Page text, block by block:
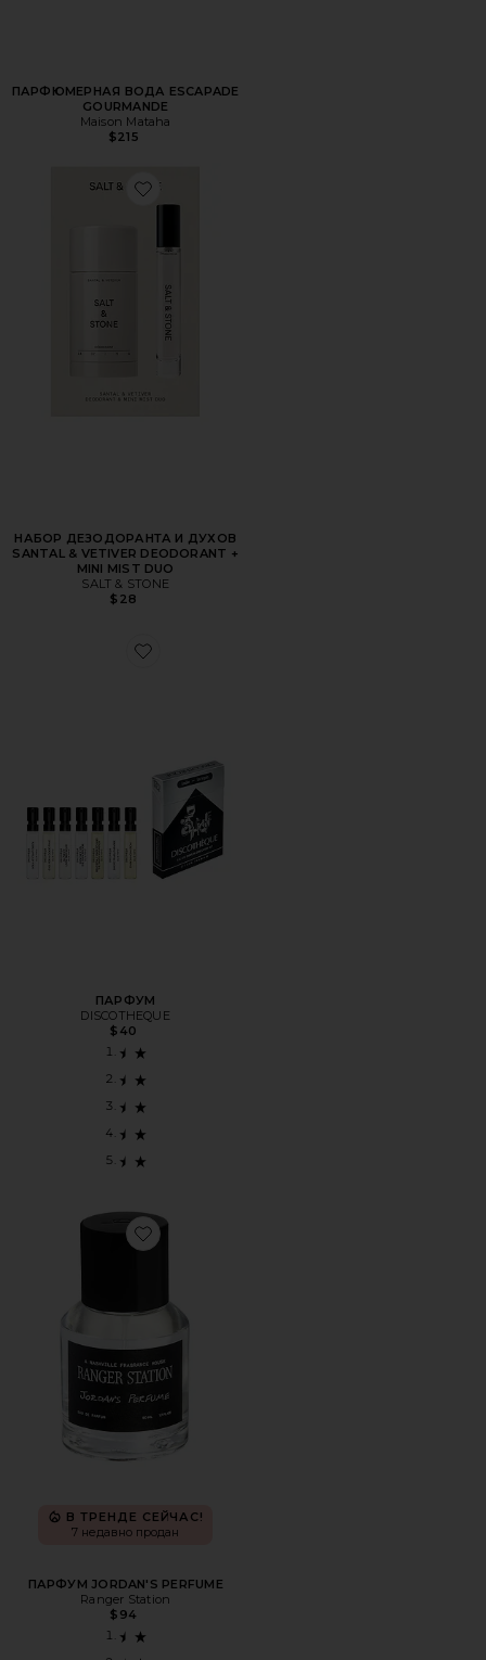
ПАРФЮМЕРНАЯ ВОДА ESCAPADE
GOURMANDE
Maison Mataha
$215
Favorite НАБОР ДЕЗОДОРАНТА И ДУХОВ SANTAL &
НАБОР ДЕЗОДОРАНТА И ДУХОВ
SANTAL & VETIVER DEODORANT +
MINI MIST DUO
SALT & STONE
$28
Favorite ПАРФУМ
ПАРФУМ
DISCOTHEQUE
$40
Favorite ПАРФУМ JORDAN'S PERFUME
В ТРЕНДЕ СЕЙЧАС!
7 недавно продан
ПАРФУМ JORDAN'S PERFUME
Ranger Station
$94